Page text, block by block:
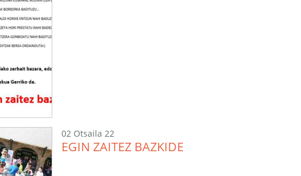
02 Otsaila 22
EGIN ZAITEZ BAZKIDE